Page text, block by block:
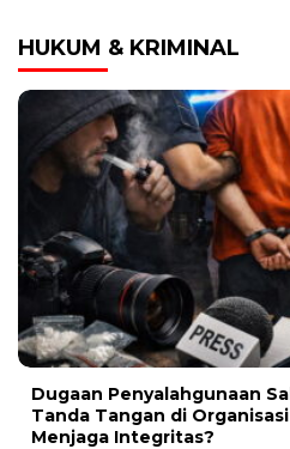
HUKUM & KRIMINAL
Dugaan Penyalahgunaan
Tanda Tangan di
Menjaga Integritas?